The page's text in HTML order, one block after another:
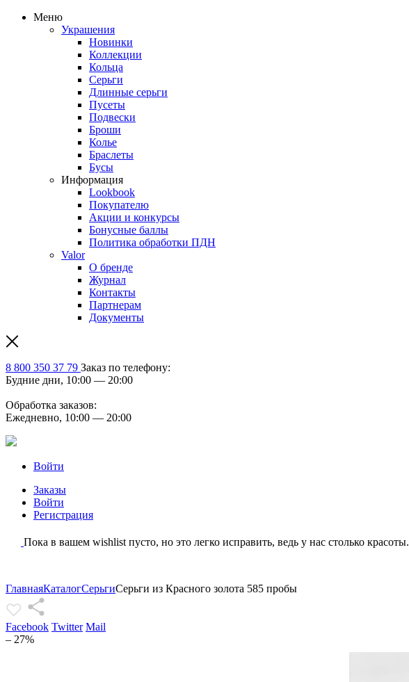
Меню
Украшения
Новинки
Коллекции
Кольца
Серьги
Длинные серьги
Пусеты
Подвески
Броши
Колье
Браслеты
Бусы
Информация
Lookbook
Покупателю
Акции и конкурсы
Бонусные баллы
Политика обработки ПДН
Valor
О бренде
Журнал
Контакты
Партнерам
Документы
8 800 350 37 79 Заказ по телефону:
Будние дни, 10:00 — 20:00
Обработка заказов:
Ежедневно, 10:00 — 20:00
Войти
Заказы
Войти
Регистрация
Пока в вашем wishlist пусто, но это легко исправить, ведь у нас столько красоты.
ГлавнаяКаталогСерьгиСерьги из Красного золота 585 пробы
Facebook Twitter Mail
– 27%